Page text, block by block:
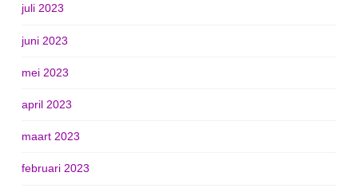
juli 2023
juni 2023
mei 2023
april 2023
maart 2023
februari 2023